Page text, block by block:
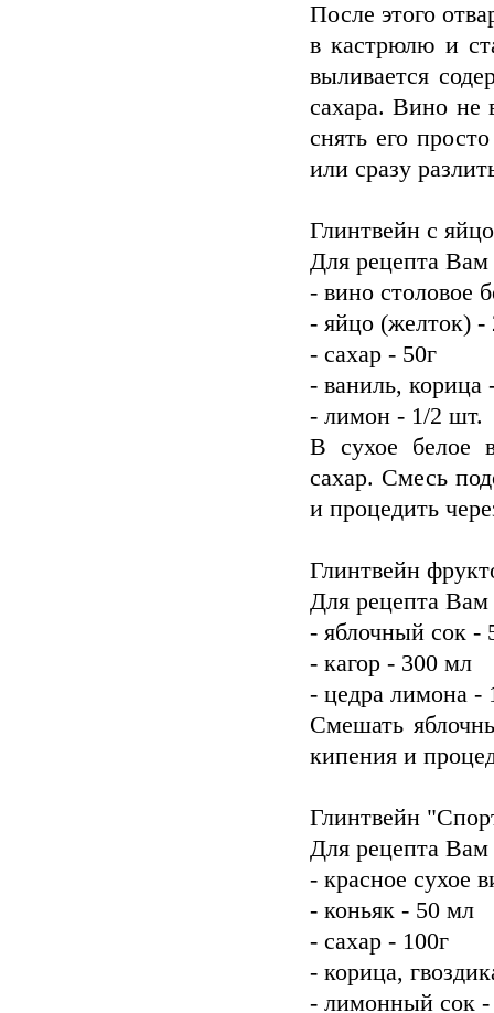
После этого
в кастрюлю и
выливается
сахара. Вино не
снять его
или сразу
Глинтвейн с
Для рецепта Вам
- вино столовое
- яйцо (желток) -
- сахар - 50г
- ваниль, корица
- лимон - 1/2 шт.
В сухое белое
сахар. Смесь
и процедить
Глинтвейн
Для рецепта Вам
- яблочный сок -
- кагор - 300 мл
- цедра лимона -
Смешать
кипения и
Глинтвейн
Для рецепта Вам
- красное сухое
- коньяк - 50 мл
- сахар - 100г
- корица,
- лимонный сок -